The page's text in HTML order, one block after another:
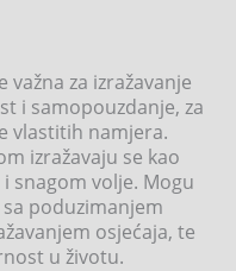
za izražavanje
i samopouzdanje, za
vlastitih namjera.
izražavaju se kao
snagom volje. Mogu
poduzimanjem
osjećaja, te
u životu.